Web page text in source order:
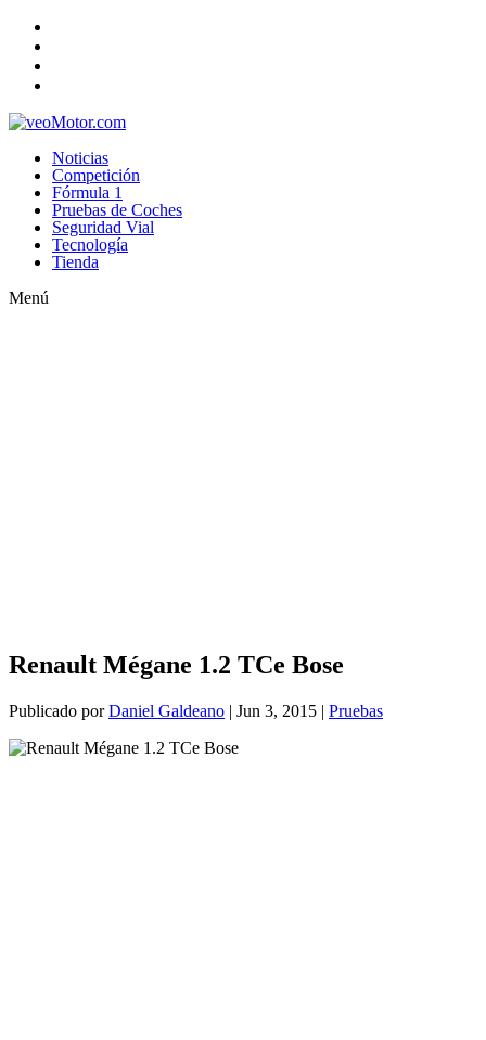
Noticias
Competición
Fórmula 1
Pruebas de Coches
Seguridad Vial
Tecnología
Tienda
Menú
Renault Mégane 1.2 TCe Bose
Publicado porDaniel Galdeano | Jun 3, 2015 | Pruebas